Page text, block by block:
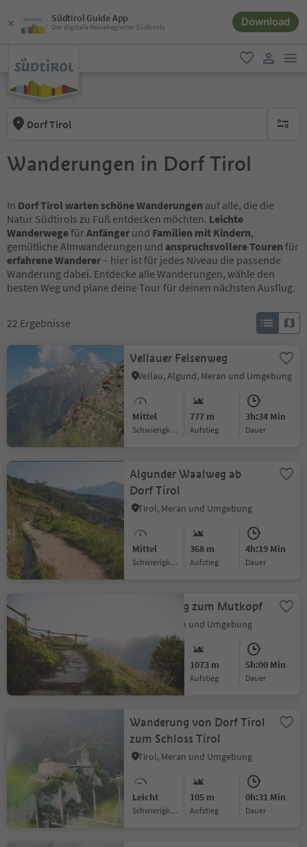
Südtirol Guide App
Der digitale Reisebegleiter Südtirols Download
favorit
Dorf Tirol keine
Wanderungen in Dorf Tirol
In Dorf Tirol warten schöne Wanderungen auf alle, die die
Natur Südtirols zu Fuß entdecken möchten. Leichte
WanderwegefürAnfänger und Familien mit Kindern,
gemütliche Almwanderungen und anspruchsvollere Touren für
erfahrene Wanderer – hier ist für jedes Niveau die passende
Wanderung dabei. Entdecke alle Wanderungen, wähle den
besten Weg und plane deine Tour für deinen nächsten Ausflug.
22 Ergebnisse
Vellauer Felsenweg
Vellau, Algund, Meran und Umgebung
Mittel
Schwierigkeitsgrad
777 m
Aufstieg
3h:34 Min
Dauer
Algunder Waalweg ab
Dorf Tirol
Tirol, Meran und Umgebung
Mittel
Schwierigkeitsgrad
368 m
Aufstieg
4h:19 Min
Dauer
Wanderung zum Mutkopf
Tirol, Meran und Umgebung
Schwer
Schwierigkeitsgrad
1073 m
Aufstieg
5h:00 Min
Dauer
Wanderung von Dorf Tirol
zum Schloss Tirol
Tirol, Meran und Umgebung
Leicht
Schwierigkeitsgrad
105 m
Aufstieg
0h:31 Min
Dauer